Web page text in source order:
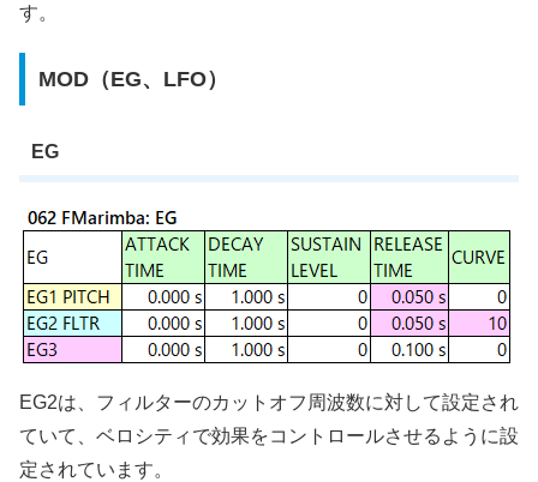
す。
MOD（EG、LFO）
EG
EG2は、フィルターのカットオフ周波数に対して設定され
ていて、ベロシティで効果をコントロールさせるように設
定されています。